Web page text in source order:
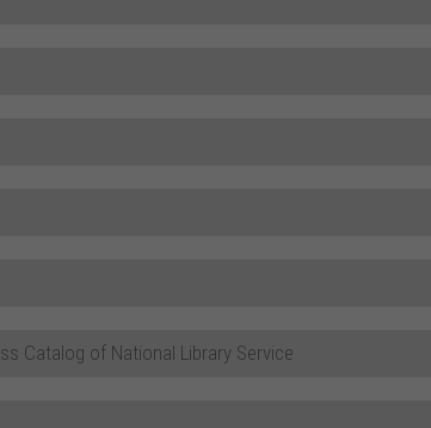
Catalog of National Library Service